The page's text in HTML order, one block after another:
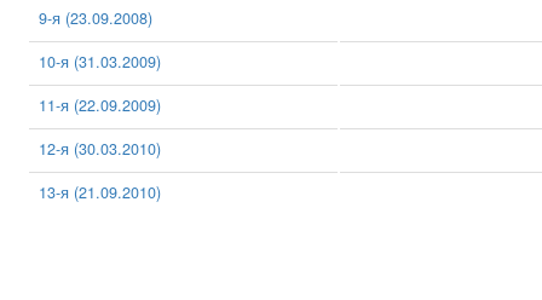
9-я (23.09.2008)
10-я (31.03.2009)
11-я (22.09.2009)
12-я (30.03.2010)
13-я (21.09.2010)